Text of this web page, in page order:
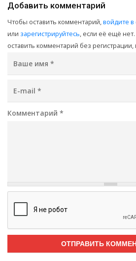
Добавить комментарий
Чтобы оставить комментарий, войдите
или зарегистрируйтесь , если её ещё
оставить комментарий без
Комментарий *